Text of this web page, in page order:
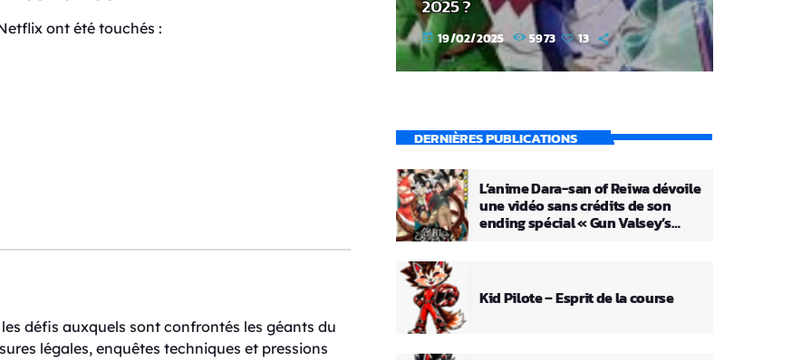
ont été touchés :
défis auxquels sont confrontés les géants du
légales, enquêtes techniques et pressions
2025 ?
today 19/02/2025 5973 13
DERNIÈRES PUBLICATIONS
L’anime Dara-san of Reiwa dévoile
une vidéo sans crédits de son
ending spécial « Gun Valsey’s
Kid Pilote – Esprit de la course